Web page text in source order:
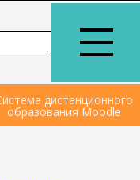
дистанционного
образования Moodle